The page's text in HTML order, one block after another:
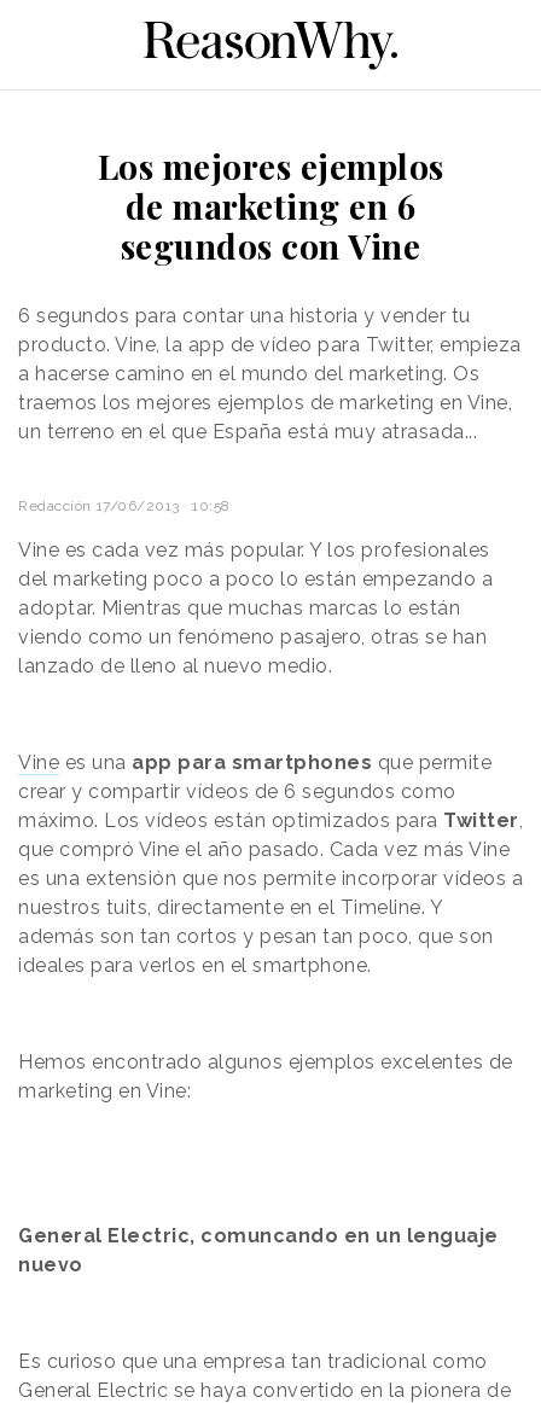
Los mejores ejemplos
de marketing en 6
segundos con Vine
6 segundos para contar una historia y vender tu
producto. Vine, la app de vídeo para Twitter, empieza
a hacerse camino en el mundo del marketing. Os
traemos los mejores ejemplos de marketing en Vine,
un terreno en el que España está muy atrasada...
Redacción 17/06/2013 · 10:58
Vine es cada vez más popular. Y los profesionales
del marketing poco a poco lo están empezando a
adoptar. Mientras que muchas marcas lo están
viendo como un fenómeno pasajero, otras se han
lanzado de lleno al nuevo medio.
Vine es una app para smartphones que permite
crear y compartir vídeos de 6 segundos como
máximo. Los vídeos están optimizados para Twitter
que compró Vine el año pasado. Cada vez más Vine
es una extensión que nos permite incorporar vídeos a
nuestros tuits, directamente en el Timeline. Y
además son tan cortos y pesan tan poco, que son
ideales para verlos en el smartphone.
Hemos encontrado algunos ejemplos excelentes de
marketing en Vine:
General Electric, comuncando en un lenguaje
nuevo
Es curioso que una empresa tan tradicional como
General Electric se haya convertido en la pionera de